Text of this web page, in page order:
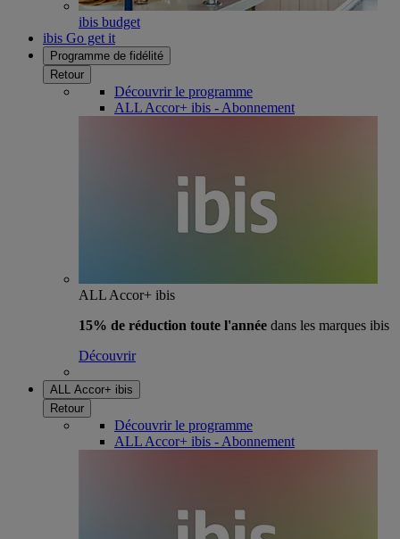
ibis budget
ibis Go get it
Programme de fidélité
Retour
Découvrir le programme
ALL Accor+ ibis - Abonnement
ALL Accor+ ibis
15% de réduction toute l'année dans les marques ibis
Découvrir
ALL Accor+ ibis
Retour
Découvrir le programme
ALL Accor+ ibis - Abonnement